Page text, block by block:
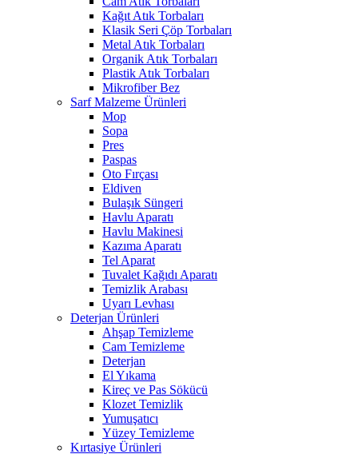
Kağıt Atık Torbaları
Klasik Seri Çöp Torbaları
Metal Atık Torbaları
Organik Atık Torbaları
Plastik Atık Torbaları
Mikrofiber Bez
Sarf Malzeme Ürünleri
Mop
Sopa
Pres
Paspas
Oto Fırçası
Eldiven
Bulaşık Süngeri
Havlu Aparatı
Havlu Makinesi
Kazıma Aparatı
Tel Aparat
Tuvalet Kağıdı Aparatı
Temizlik Arabası
Uyarı Levhası
Deterjan Ürünleri
Ahşap Temizleme
Cam Temizleme
Deterjan
El Yıkama
Kireç ve Pas Sökücü
Klozet Temizlik
Yumuşatıcı
Yüzey Temizleme
Kırtasiye Ürünleri